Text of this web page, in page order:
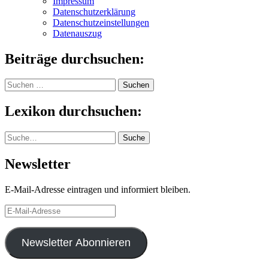
Datenschutzerklärung
Datenschutzeinstellungen
Datenauszug
Beiträge durchsuchen:
Suchen
nach:
Lexikon durchsuchen:
Suche Suche
Newsletter
E-Mail-Adresse eintragen und informiert bleiben.
E-
Mail-
Adresse
Newsletter Abonnieren